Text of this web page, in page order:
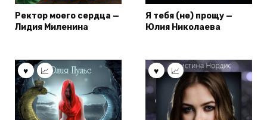
Ректор моего сердца —
Лидия Миленина
Я тебя (не) прощу —
Юлия Николаева